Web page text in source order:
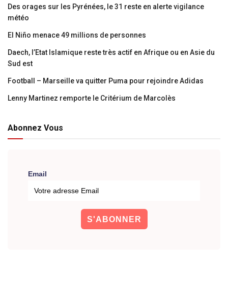
Des orages sur les Pyrénées, le 31 reste en alerte vigilance
météo
El Niño menace 49 millions de personnes
Daech, l’Etat Islamique reste très actif en Afrique ou en Asie du
Sud est
Football – Marseille va quitter Puma pour rejoindre Adidas
Lenny Martinez remporte le Critérium de Marcolès
Abonnez Vous
Email